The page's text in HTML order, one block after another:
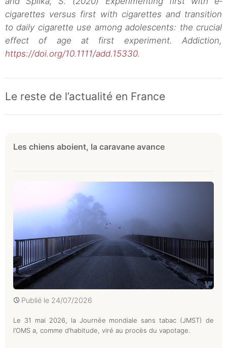
cigarettes versus first with cigarettes and transition
to daily cigarette use among adolescents: the crucial
effect of age at first experiment. Addiction,
https://doi.org/10.1111/add.15330.
Le reste de l’actualité en France
Les chiens aboient, la caravane avance
Publié le 24/07/2026
Le 31 mai 2026, la Journée mondiale sans tabac (JMST) de
l’OMS a, comme d’habitude, viré au procès du vapotage.